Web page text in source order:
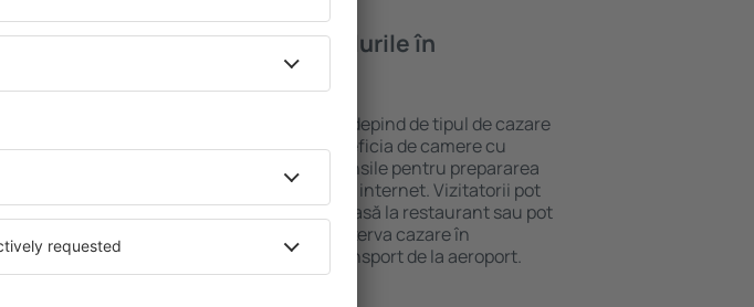
Ce fel de facilităţi oferă hotelurile în
Facilitățile proprietăţilor în Hunstanton depind de tipul de cazare
și de numărul de stele. Oaspeții pot beneficia de camere cu
chicinetă, balcon, aer condiționat, ustensile pentru prepararea
ceaiului şi a cafelei, prosoape și acces la internet. Vizitatorii pot
avea parcare gratuită, pot comanda o masă la restaurant sau pot
alege un hotel cu piscină. În plus, pot rezerva cazare în
Hunstanton la proprietăți care oferă transport de la aeroport.